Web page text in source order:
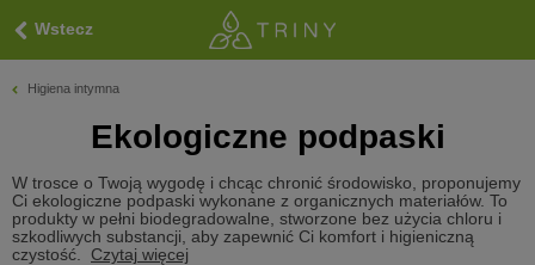
Wstecz
Higiena intymna
Ekologiczne podpaski
W trosce o Twoją wygodę i chcąc chronić środowisko, proponujemy
Ci ekologiczne podpaski wykonane z organicznych materiałów. To
produkty w pełni biodegradowalne, stworzone bez użycia chloru i
szkodliwych substancji, aby zapewnić Ci komfort i higieniczną
czystość. Czytaj więcej